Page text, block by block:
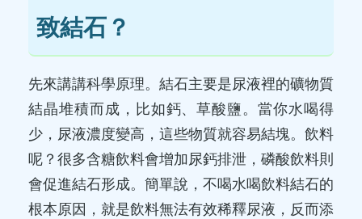
致結石？
先來講講科學原理。結石主要是尿液裡的礦物質
結晶堆積而成，比如鈣、草酸鹽。當你水喝得
少，尿液濃度變高，這些物質就容易結塊。飲料
呢？很多含糖飲料會增加尿鈣排泄，磷酸飲料則
會促進結石形成。簡單說，不喝水喝飲料結石的
根本原因，就是飲料無法有效稀釋尿液，反而添